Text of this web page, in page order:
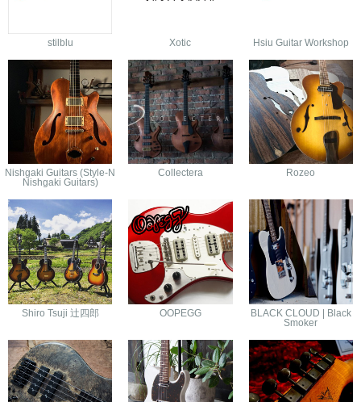
stilblu Xotic Hsiu Guitar Workshop
Nishgaki Guitars (Style-N
Nishgaki Guitars)
Collectera Rozeo
Shiro Tsuji 辻四郎 OOPEGG
BLACK CLOUD | Black
Smoker